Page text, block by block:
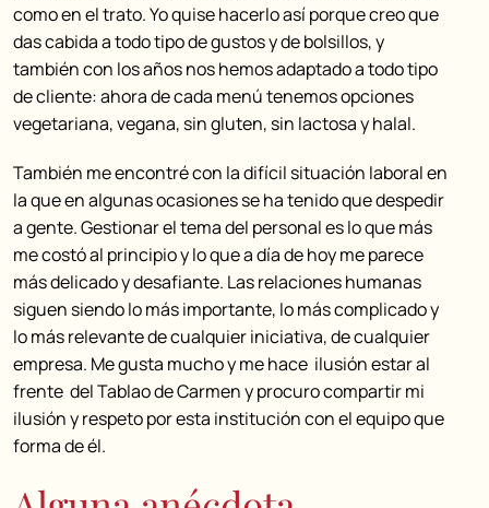
como en el trato. Yo quise hacerlo así porque creo que
das cabida a todo tipo de gustos y de bolsillos, y
también con los años nos hemos adaptado a todo tipo
de cliente: ahora de cada menú tenemos opciones
vegetariana, vegana, sin gluten, sin lactosa y halal.
También me encontré con la difícil situación laboral en
la que en algunas ocasiones se ha tenido que despedir
a gente. Gestionar el tema del personal es lo que más
me costó al principio y lo que a día de hoy me parece
más delicado y desafiante. Las relaciones humanas
siguen siendo lo más importante, lo más complicado y
lo más relevante de cualquier iniciativa, de cualquier
empresa. Me gusta mucho y me hace ilusión estar al
frente del Tablao de Carmen y procuro compartir mi
ilusión y respeto por esta institución con el equipo que
forma de él.